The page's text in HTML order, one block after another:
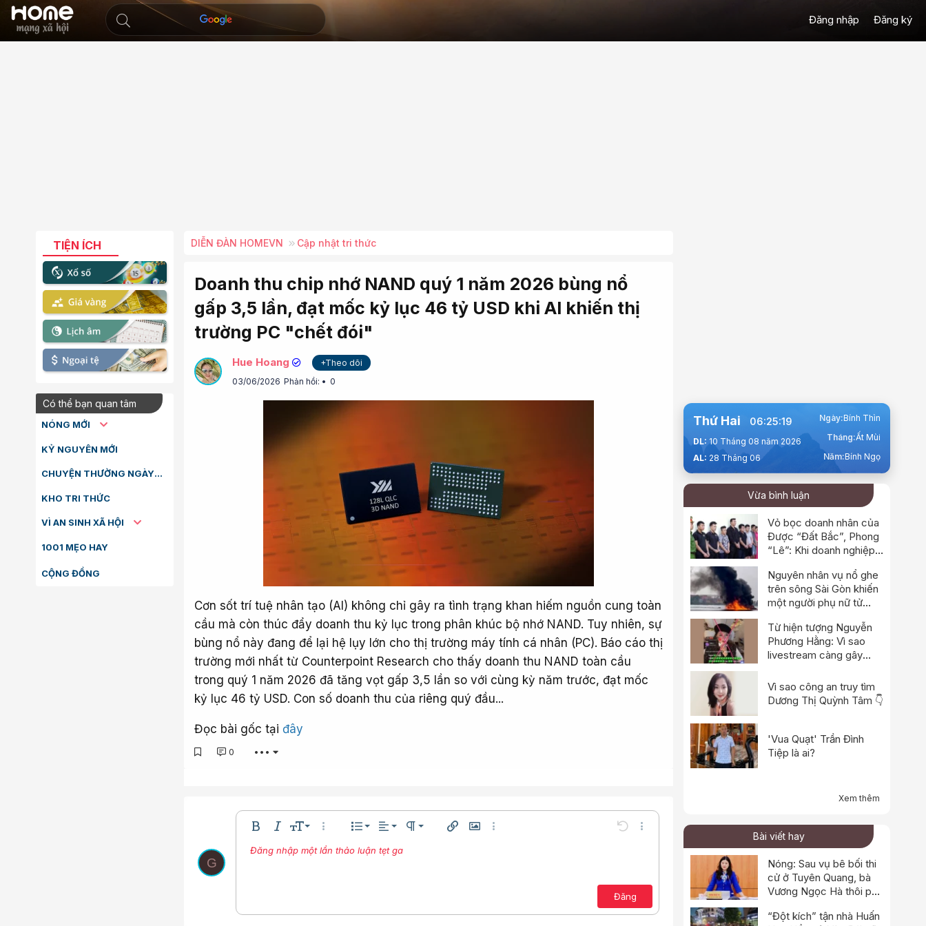
Đăng nhập Đăng ký
TIỆN ÍCH
Có thể bạn quan tâm
NÓNG MỚI
KỶ NGUYÊN MỚI
CHUYỆN THƯỜNG NGÀY
KHO TRI THỨC
VÌ AN SINH XÃ HỘI
1001 MẸO HAY
CỘNG ĐỒNG
DIỄN ĐÀN HOMEVN Cập nhật tri thức
Doanh thu chip nhớ NAND quý 1 năm 2026 bùng nổ
gấp 3,5 lần, đạt mốc kỷ lục 46 tỷ USD khi AI khiến thị
trường PC "chết đói"
Hue Hoang
+Theo dõi
03/06/2026 Phản hồi: 0
Cơn sốt trí tuệ nhân tạo (AI) không chỉ gây ra tình trạng khan hiếm nguồn cung toàn
cầu mà còn thúc đẩy doanh thu kỷ lục trong phân khúc bộ nhớ NAND. Tuy nhiên, sự
bùng nổ này đang để lại hệ lụy lớn cho thị trường máy tính cá nhân (PC). Báo cáo thị
trường mới nhất từ Counterpoint Research cho thấy doanh thu NAND toàn cầu
trong quý 1 năm 2026 đã tăng vọt gấp 3,5 lần so với cùng kỳ năm trước, đạt mốc
kỷ lục 46 tỷ USD. Con số doanh thu của riêng quý đầu...
Đọc bài gốc tại đây
0 •••
G
Bold In nghiêng
Kích thước
10
18
Thêm tùy chọn…
Danh sáchDanh sách có thứ tự
Danh sách không có thứ tự
Căn lề
Căn trái
Căn giữa
Paragraph format
Normal Chèn liên kết
Chèn hình ảnh
Thêm tùy chọn… Undo Thêm tùy chọn…
Nhúng thư viện
Màu chữPhông chữArial
Georgia
Gạch ngang
Gạch chân
Inline codeInline spoiler Toggle BB code
Lưu nháp
Xóa bản thảo
Đăng nhập một lần thảo luận tẹt ga
Đăng
Thứ Hai 06:25:20
DL: 10 Tháng 08 năm 2026
AL: 28 Tháng 06
Ngày:Bính Thìn
Tháng:Ất Mùi
Năm:Bính Ngọ
Vừa bình luận
Vỏ bọc doanh nhân của
Được “Đất Bắc”, Phong
“Lê”: Khi doanh nghiệp
đường dây đòi nợ thuê
Nguyên nhân vụ nổ ghe
trên sông Sài Gòn khiến
một người phụ nữ tử
Từ hiện tượng Nguyễn
Phương Hằng: Vì sao
livestream càng gây
nổ”?
Vì sao công an truy tìm
Dương Thị Quỳnh Tâm 👇
'Vua Quạt' Trần Đình
Tiệp là ai?
Xem thêm
Bài viết hay
Nóng: Sau vụ bê bối thi
cử ở Tuyên Quang, bà
Vương Ngọc Hà thôi phụ
“Đột kích” tận nhà Huấn